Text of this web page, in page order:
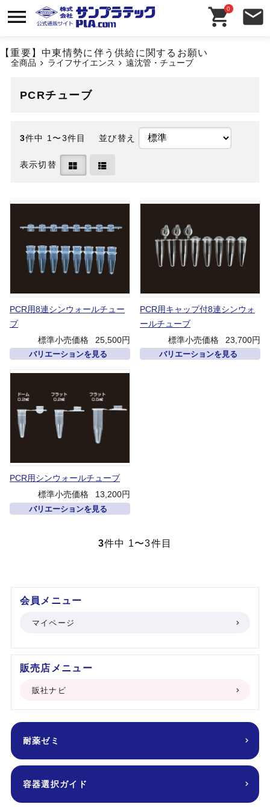
【重要】中東情勢に伴う供給に関するお願い
0
全商品 ライフサイエンス 遠沈管・チューブ
PCRチューブ
3件中 1〜3件目 並び替え
表示切替
PCR用8連シンウォールチュー
ブ
標準小売価格
25,500円
バリエーションを見る
PCR用キャップ付8連シンウォ
ールチューブ
標準小売価格
23,700円
バリエーションを見る
PCR用シンウォールチューブ
標準小売価格
13,200円
バリエーションを見る
3件中 1〜3件目
会員メニュー
マイページ
販売店メニュー
販社ナビ
耐薬ゼミ
容器選択ガイド